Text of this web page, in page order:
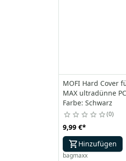
MOFI Hard Cover
MAX ultradünne
Farbe: Schwarz
0
9,99 €*
Hinzufügen
bagmaxx